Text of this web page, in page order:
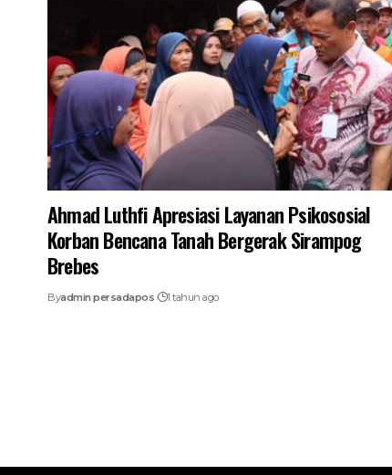
Ahmad Luthfi Apresiasi Layanan Psikososial
Korban Bencana Tanah Bergerak Sirampog
Brebes
Byadmin persadapos 1 tahun ago